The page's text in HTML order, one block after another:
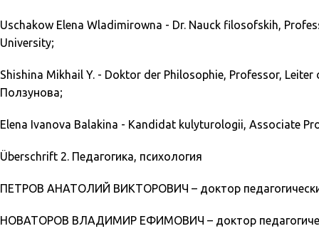
Uschakow Elena Wladimirowna - Dr. Nauck filosofskih,
University;
Shishina Mikhail Y. - Doktor der Philosophie, Professor,
Ползунова;
Elena Ivanova Balakina - Kandidat kulyturologii, Associate
Überschrift 2. Педагогика, психология
ПЕТРОВ АНАТОЛИЙ ВИКТОРОВИЧ – доктор
НОВАТОРОВ ВЛАДИМИР ЕФИМОВИЧ – доктор